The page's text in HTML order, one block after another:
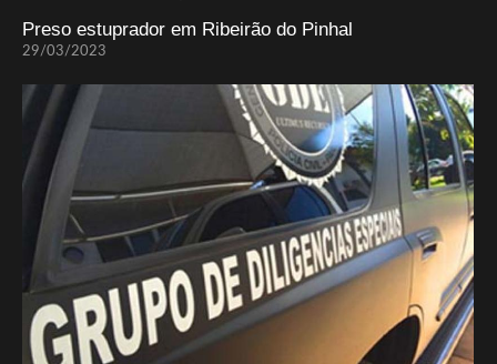
Preso estuprador em Ribeirão do Pinhal
29/03/2023